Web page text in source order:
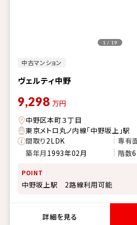
中古マンション
ヴェルティ中野
1 / 19
9,298 万円
中野区本町３丁目
東京メトロ丸ノ内線「中野坂上」
間取り2LDK 専有
築年月 1993年02月 階数
POINT
中野坂上駅 2路線利用可能
詳細を見る